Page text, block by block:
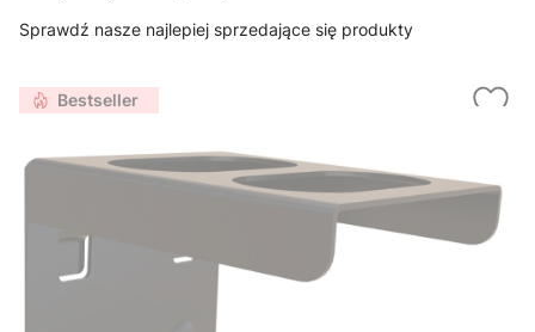
Sprawdź nasze najlepiej sprzedające się produkty
Bestseller